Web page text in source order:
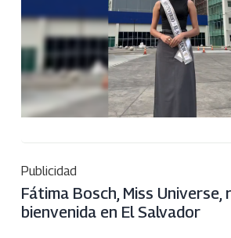
Publicidad
Fátima Bosch, Miss Universe,
bienvenida en El Salvador